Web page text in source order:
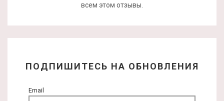
всем этом отзывы.
ПОДПИШИТЕСЬ НА ОБНОВЛЕНИЯ
Email